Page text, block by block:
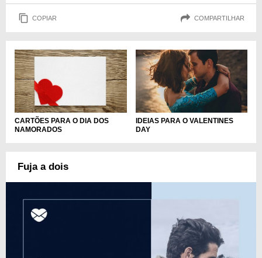
COPIAR COMPARTILHAR
CARTÕES PARA O DIA DOS
NAMORADOS
IDEIAS PARA O VALENTINES
DAY
Fuja a dois